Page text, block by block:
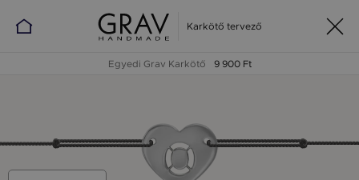
Karkötő tervező
Egyedi Grav Karkötő 9 900 Ft